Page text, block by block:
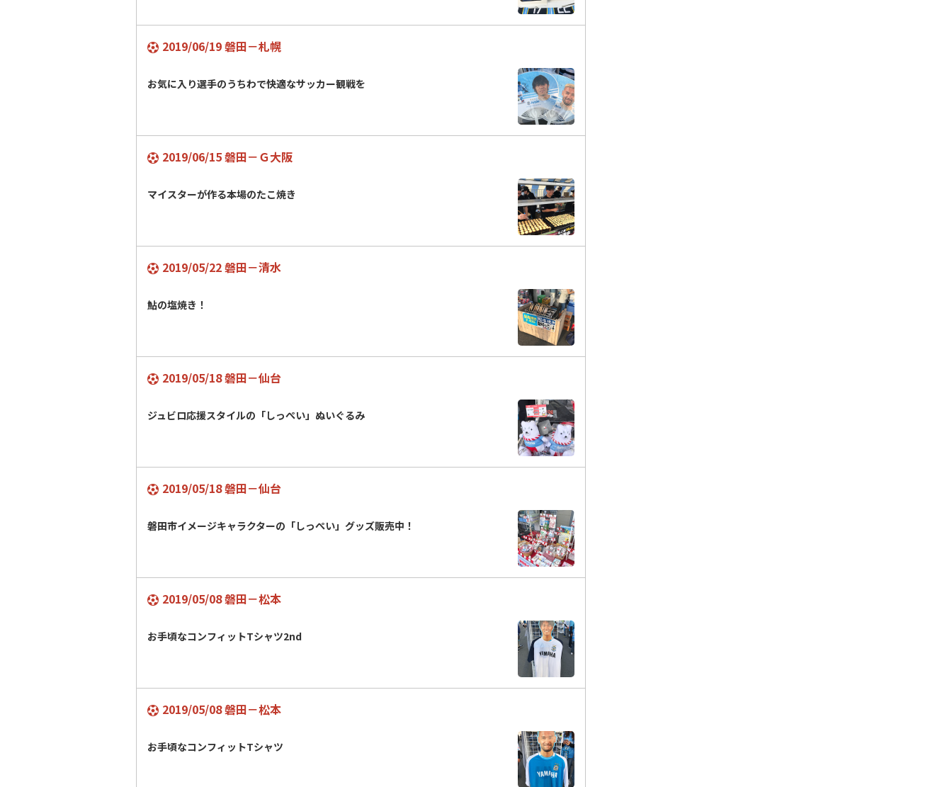
2019/06/19 磐田－札幌
お気に入り選手のうちわで快適なサッカー観戦を
2019/06/15 磐田－Ｇ大阪
マイスターが作る本場のたこ焼き
2019/05/22 磐田－清水
鮎の塩焼き！
2019/05/18 磐田－仙台
ジュビロ応援スタイルの「しっぺい」ぬいぐるみ
2019/05/18 磐田－仙台
磐田市イメージキャラクターの「しっぺい」グッズ販売中！
2019/05/08 磐田－松本
お手頃なコンフィットTシャツ2nd
2019/05/08 磐田－松本
お手頃なコンフィットTシャツ